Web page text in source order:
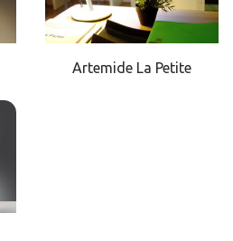
Artemide La Petite